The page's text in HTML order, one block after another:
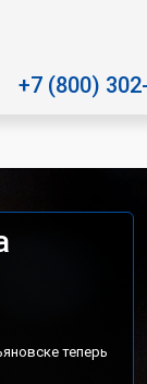
+7 (800)
теперь